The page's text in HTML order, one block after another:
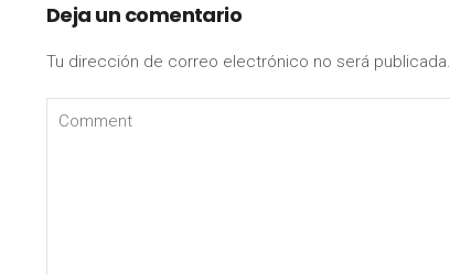
Deja un comentario
Tu dirección de correo electrónico no será publicada.